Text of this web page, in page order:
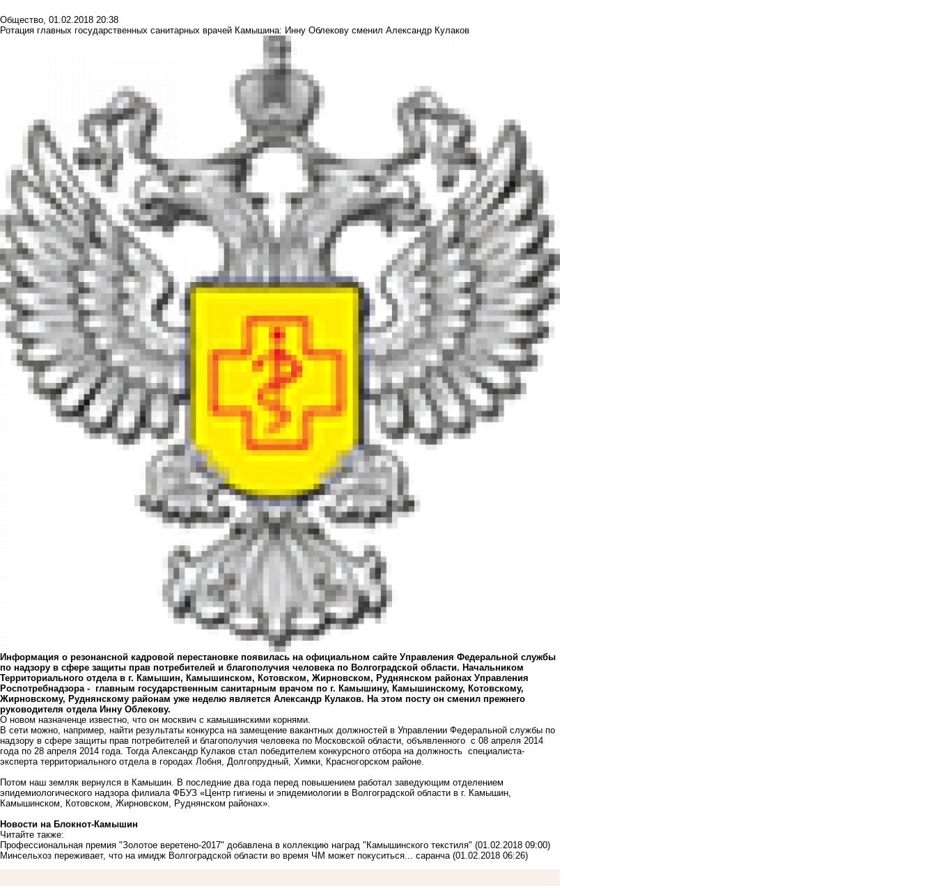
Общество, 01.02.2018 20:38
Ротация главных государственных санитарных врачей Камышина: Инну Облекову сменил Александр Кулаков
Информация о резонансной кадровой перестановке появилась на официальном сайте Управления Федеральной службы
по надзору в сфере защиты прав потребителей и благополучия человека по Волгоградской области. Начальником
Территориального отдела в г. Камышин, Камышинском, Котовском, Жирновском, Руднянском районах Управления
Роспотребнадзора - главным государственным санитарным врачом по г. Камышину, Камышинскому, Котовскому,
Жирновскому, Руднянскому районам уже неделю является Александр Кулаков. На этом посту он сменил прежнего
руководителя отдела Инну Облекову.
О новом назначенце известно, что он москвич с камышинскими корнями.
В сети можно, например, найти результаты конкурса на замещение вакантных должностей в Управлении Федеральной службы по
надзору в сфере защиты прав потребителей и благополучия человека по Московской области, объявленного с 08 апреля 2014
года по 28 апреля 2014 года. Тогда Александр Кулаков стал победителем конкурсного отбора на должность специалиста-
эксперта территориального отдела в городах Лобня, Долгопрудный, Химки, Красногорском районе.
Потом наш земляк вернулся в Камышин. В последние два года перед повышением работал заведующим отделением
эпидемиологического надзора филиала ФБУЗ «Центр гигиены и эпидемиологии в Волгоградской области в г. Камышин,
Камышинском, Котовском, Жирновском, Руднянском районах».
Новости на Блoкнoт-Камышин
Читайте также:
Профессиональная премия "Золотое веретено-2017" добавлена в коллекцию наград "Камышинского текстиля" (01.02.2018 09:00)
Минсельхоз переживает, что на имидж Волгоградской области во время ЧМ может покуситься... саранча (01.02.2018 06:26)